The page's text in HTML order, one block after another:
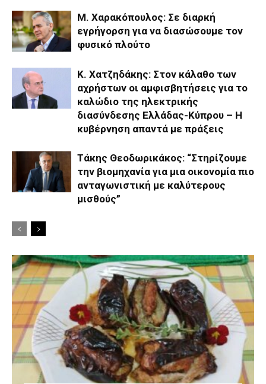
Μ. Χαρακόπουλος: Σε διαρκή
εγρήγορση για να διασώσουμε τον
φυσικό πλούτο
Κ. Χατζηδάκης: Στον κάλαθο των
αχρήστων οι αμφισβητήσεις για το
καλώδιο της ηλεκτρικής
διασύνδεσης Ελλάδας-Κύπρου – Η
κυβέρνηση απαντά με πράξεις
Τάκης Θεοδωρικάκος: “Στηρίζουμε
την βιομηχανία για μια οικονομία πιο
ανταγωνιστική με καλύτερους
μισθούς”